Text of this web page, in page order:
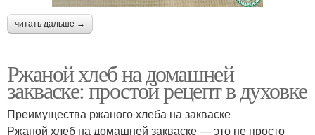
читать дальше →
Ржаной хлеб на домашней
закваске: простой рецепт в духовке
Преимущества ржаного хлеба на закваске
Ржаной хлеб на домашней закваске — это не просто